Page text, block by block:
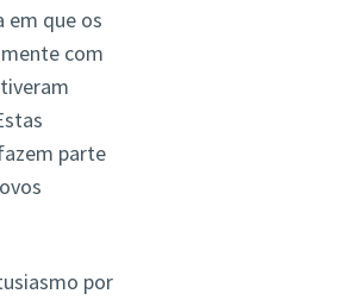
em que os
com
parte
por